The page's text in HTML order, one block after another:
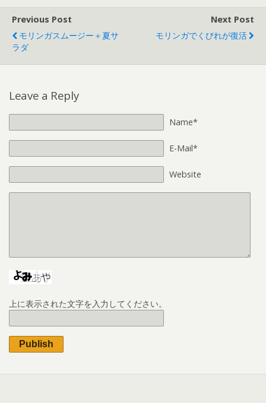
Previous Post
モリンガスムージー＋夏サ
ラダ
Next Post
モリンガでくびれが復活
Leave a Reply
Name*
E-Mail*
Website
上に表示された文字を入力してください。
Publish